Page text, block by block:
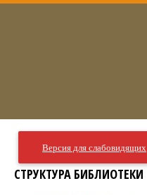
Версия для слабовидящих
СТРУКТУРА БИБЛИОТЕКИ